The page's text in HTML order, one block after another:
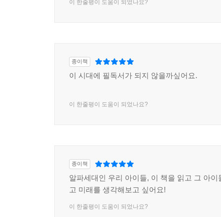
이 한줄평이 도움이 되었나요?
종이책
이 시대에 필독서가 되지 않을까싶어요.
이 한줄평이 도움이 되었나요?
종이책
알파세대인 우리 아이들, 이 책을 읽고 그 아이
고 미래를 생각해보고 싶어요!
이 한줄평이 도움이 되었나요?